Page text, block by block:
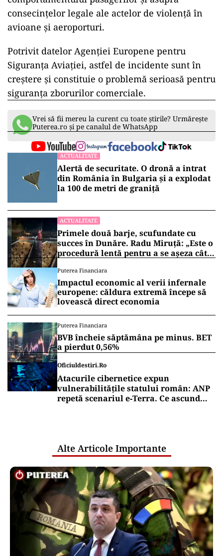
consecințelor legale ale actelor de violență în
avioane și aeroporturi.
Potrivit datelor Agenției Europene pentru
Siguranța Aviației, astfel de incidente sunt în
creștere și constituie o problemă serioasă pentru
siguranța zborurilor comerciale.
Vrei să fii mereu la curent cu toate știrile? Urmărește
Puterea.ro și pe canalul de WhatsApp
ACTUALITATE
Alertă de securitate. O dronă a intrat
din România în Bulgaria şi a explodat
la 100 de metri de graniţă
ACTUALITATE
Primele două barje, scufundate cu
succes în Dunăre. Radu Miruță: „Este o
procedură lentă pentru a se așeza cât
Puterea Financiara
Impactul economic al verii infernale
europene: căldura extremă începe să
lovească direct economia
Puterea Financiara
BVB încheie săptămâna pe minus. BET
a pierdut 0,56%
Oficiuldestiri.ro
Atacurile cibernetice expun
vulnerabilitățile statului român: ANP
repetă scenariul e‑Terra. Ce ascund
Alte Articole Importante